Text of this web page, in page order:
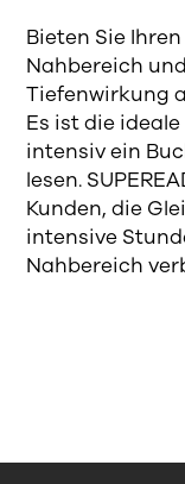
Bieten Sie
Nahbereich
Tiefenwirkung
Es ist die
intensiv ein
lesen.
Kunden, die
intensive
Nahbereich